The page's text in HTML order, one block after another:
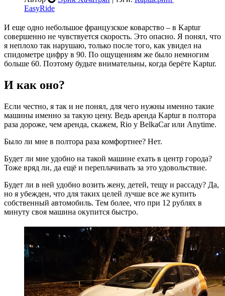
EasyRide
И еще одно небольшое французское коварство – в Kaptur
совершенно не чувствуется скорость. Это опасно. Я понял, что
я неплохо так нарушаю, только после того, как увидел на
спидометре цифру в 90. По ощущениям же было немногим
больше 60. Поэтому будьте внимательны, когда берёте Kaptur.
И как оно?
Если честно, я так и не понял, для чего нужны именно такие
машины именно за такую цену. Ведь аренда Kaptur в полтора
раза дороже, чем аренда, скажем, Rio у BelkaCar или Anytime.
Было ли мне в полтора раза комфортнее? Нет.
Будет ли мне удобно на такой машине ехать в центр города?
Тоже вряд ли, да ещё и переплачивать за это удовольствие.
Будет ли в ней удобно возить жену, детей, тещу и рассаду? Да,
но я убежден, что для таких целей лучше все же купить
собственный автомобиль. Тем более, что при 12 рублях в
минуту своя машина окупится быстро.